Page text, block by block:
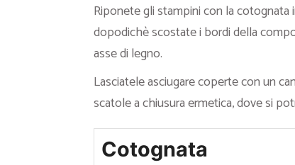
Riponete gli stampini con la
dopodichè scostate i bordi della
asse di legno.
Lasciatele asciugare coperte con un
scatole a chiusura ermetica, dove si
Cotognata